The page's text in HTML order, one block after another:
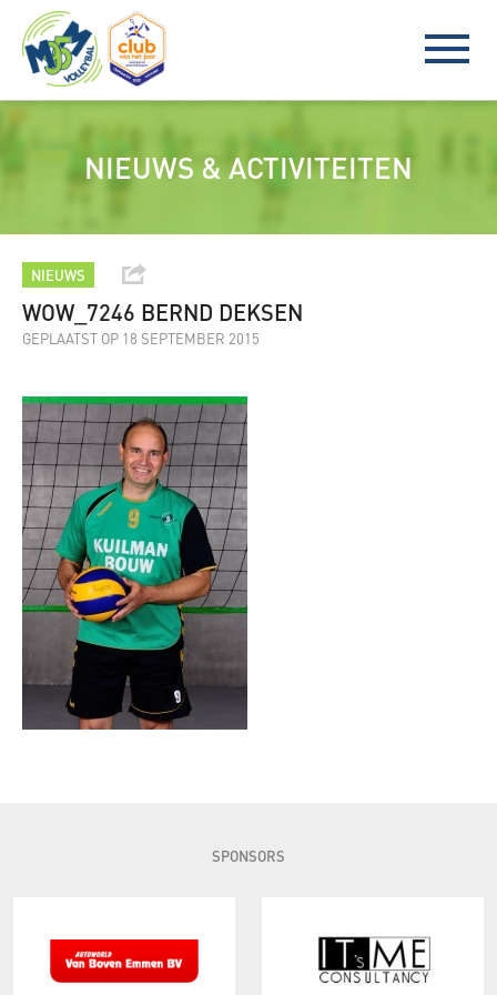
NIEUWS & ACTIVITEITEN
NIEUWS
WOW_7246 BERND DEKSEN
GEPLAATST OP 18 SEPTEMBER 2015
SPONSORS